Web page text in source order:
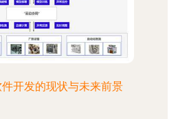
开发的现状与未来前景